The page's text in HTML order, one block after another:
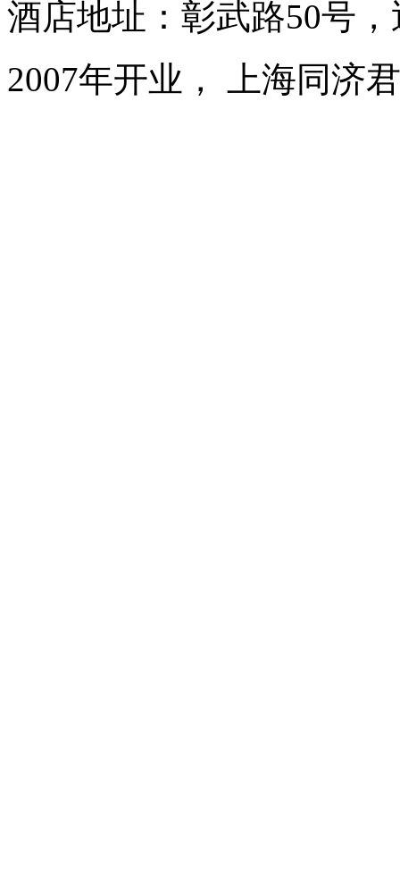
酒店地址：彰武路50号
2007年开业， 上海同